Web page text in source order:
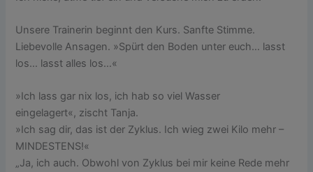
Unsere Trainerin beginnt den Kurs. Sanfte Stimme.
Liebevolle Ansagen. »Spürt den Boden unter euch… lasst
los… lasst alles los…«
»Ich lass gar nix los, ich hab so viel Wasser
eingelagert«, zischt Tanja.
»Ich sag dir, das ist der Zyklus. Ich wieg zwei Kilo mehr –
MINDESTENS!«
„Ja, ich auch. Obwohl von Zyklus bei mir keine Rede mehr